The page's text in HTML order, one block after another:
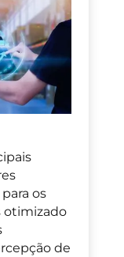
os
otimizado
de